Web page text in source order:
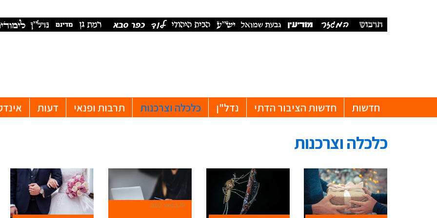
חדשות חדשות הציבור הדתי נדל"ן כלכלה וצרכנות תרבות ופנאי דעות
כלכלה וצרכנות
19 בינואר 2022